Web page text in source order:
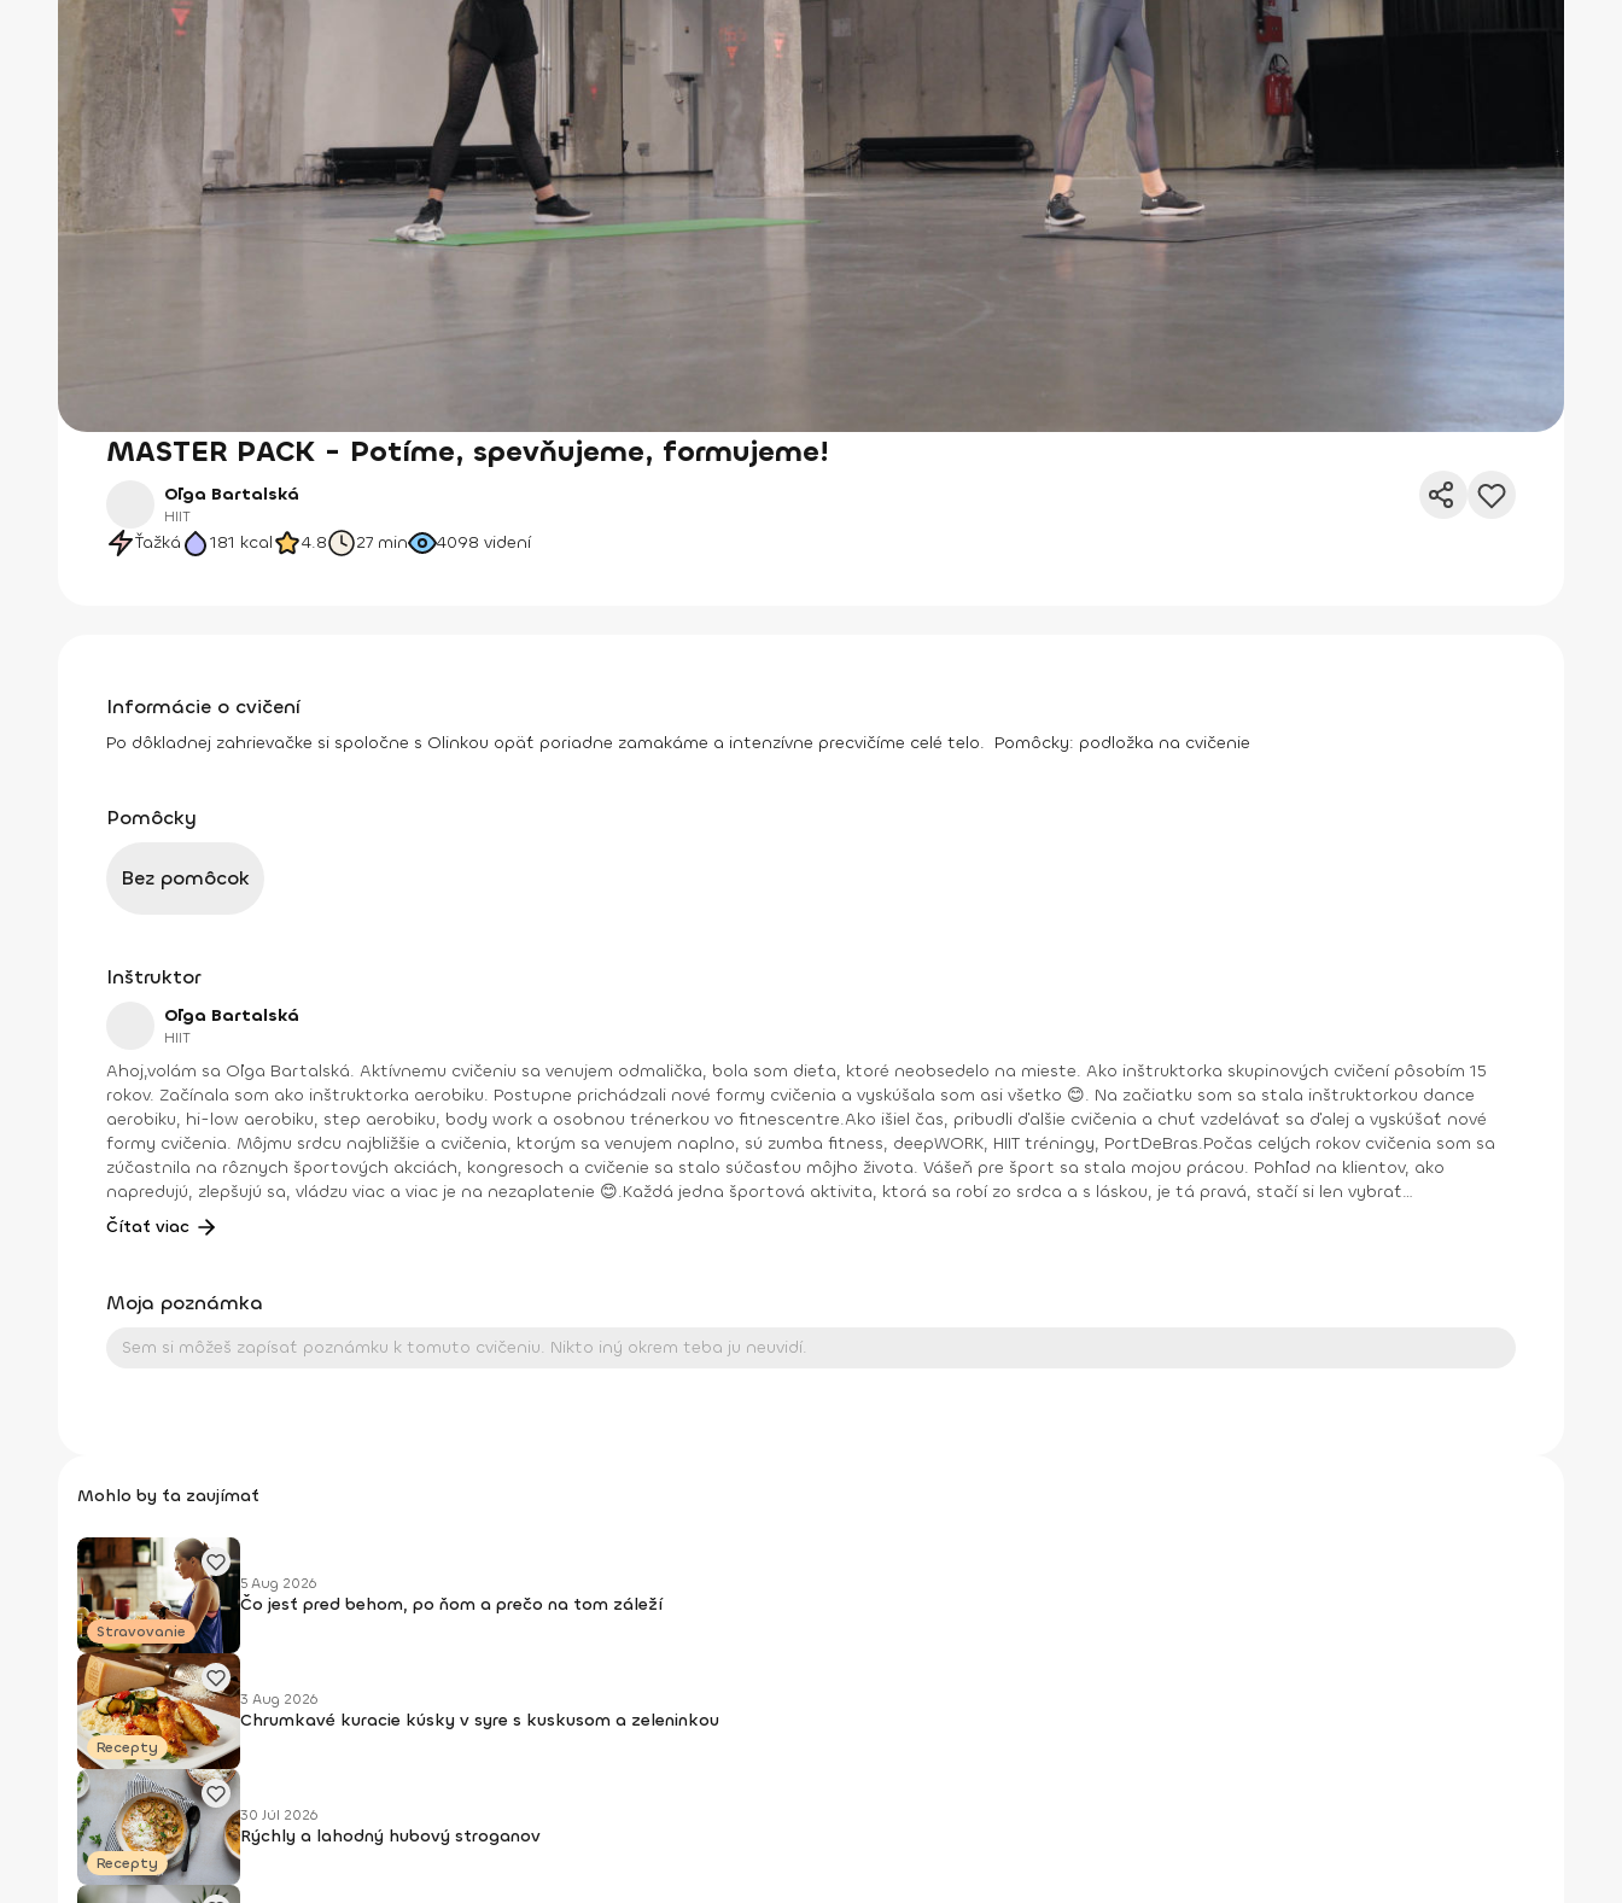
MASTER PACK - Potíme, spevňujeme, formujeme!
Oľga Bartalská
HIIT
Ťažká 181 kcal 4.8 27 min 4098 videní
Informácie o cvičení
Po dôkladnej zahrievačke si spoločne s Olinkou opäť poriadne zamakáme a intenzívne precvičíme celé telo. Pomôcky: podložka na cvičenie
Pomôcky
Bez pomôcok
Inštruktor
Oľga Bartalská
HIIT
Ahoj,volám sa Oľga Bartalská. Aktívnemu cvičeniu sa venujem odmalička, bola som dieťa, ktoré neobsedelo na mieste. Ako inštruktorka skupinových cvičení pôsobím 15
rokov. Začínala som ako inštruktorka aerobiku. Postupne prichádzali nové formy cvičenia a vyskúšala som asi všetko 😊. Na začiatku som sa stala inštruktorkou dance
aerobiku, hi-low aerobiku, step aerobiku, body work a osobnou trénerkou vo fitnescentre.Ako išiel čas, pribudli ďalšie cvičenia a chuť vzdelávať sa ďalej a vyskúšať nové
formy cvičenia. Môjmu srdcu najbližšie a cvičenia, ktorým sa venujem naplno, sú zumba fitness, deepWORK, HIIT tréningy, PortDeBras.Počas celých rokov cvičenia som sa
zúčastnila na rôznych športových akciách, kongresoch a cvičenie sa stalo súčasťou môjho života. Vášeň pre šport sa stala mojou prácou. Pohľad na klientov, ako
napredujú, zlepšujú sa, vládzu viac a viac je na nezaplatenie 😊.Každá jedna športová aktivita, ktorá sa robí zo srdca a s láskou, je tá pravá, stačí si len vybrať
:).Dosiahnuté vzdelanie: IFFA licencia B, Dance aerobik, Hi-low aerobik,Funky aerobik, Step aerobik, Latino aerobik, Body Work FACE –Bosu ZUMBA FITNES – B1, B2, Zumba
Čítať viac
Moja poznámka
Mohlo by ťa zaujímať
Stravovanie
5 Aug 2026
Čo jesť pred behom, po ňom a prečo na tom záleží
Recepty
3 Aug 2026
Chrumkavé kuracie kúsky v syre s kuskusom a zeleninkou
Recepty
30 Júl 2026
Rýchly a lahodný hubový stroganov